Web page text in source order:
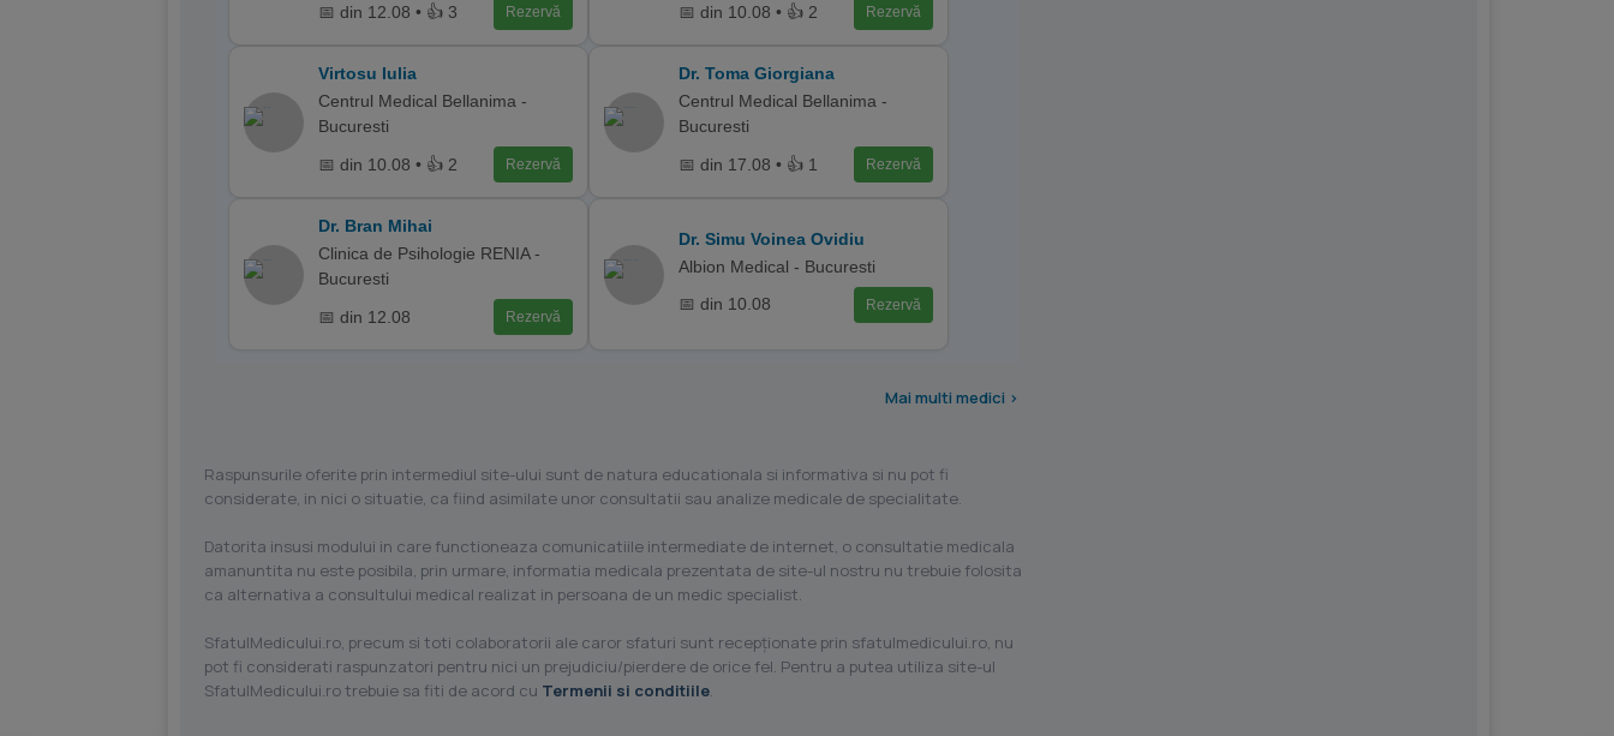
📅 din 12.08 • 👍 3
Rezervă
📅 din 10.08 • 👍 2
Rezervă
Virtosu Iulia
Centrul Medical Bellanima -
Bucuresti
📅 din 10.08 • 👍 2
Rezervă
Dr. Toma Giorgiana
Centrul Medical Bellanima -
Bucuresti
📅 din 17.08 • 👍 1
Rezervă
Dr. Bran Mihai
Clinica de Psihologie RENIA -
Bucuresti
📅 din 12.08
Rezervă
Dr. Simu Voinea Ovidiu
Albion Medical - Bucuresti
📅 din 10.08
Rezervă
Mai multi medici >
Raspunsurile oferite prin intermediul site-ului sunt de natura educationala si informativa si nu pot fi
considerate, in nici o situatie, ca fiind asimilate unor consultatii sau analize medicale de specialitate.
Datorita insusi modului in care functioneaza comunicatiile intermediate de internet, o consultatie medicala
amanuntita nu este posibila, prin urmare, informatia medicala prezentata de site-ul nostru nu trebuie folosita
ca alternativa a consultului medical realizat in persoana de un medic specialist.
SfatulMedicului.ro, precum si toti colaboratorii ale caror sfaturi sunt recepţionate prin sfatulmedicului.ro, nu
pot fi considerati raspunzatori pentru nici un prejudiciu/pierdere de orice fel. Pentru a putea utiliza site-ul
SfatulMedicului.ro trebuie sa fiti de acord cu Termenii si conditiile.